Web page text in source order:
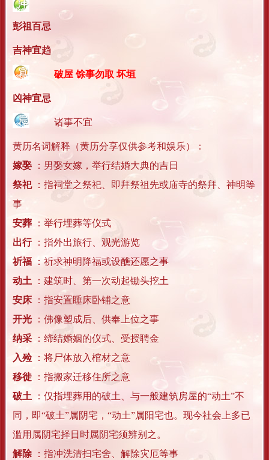
彭祖百忌
吉神宜趋
破屋 馀事勿取 坏垣
凶神宜忌
诸事不宜
黄历名词解释（黄历分享仅供参考和娱乐）：
嫁娶
：男娶女嫁，举行结婚大典的吉日
祭祀 ：指祠堂之祭祀、即拜祭祖先或庙寺的祭拜、神明等
事
安葬
：举行埋葬等仪式
出行 ：指外出旅行、观光游览
祈福
：祈求神明降福或设醮还愿之事
动土
：建筑时、第一次动起锄头挖土
安床 ：指安置睡床卧铺之意
开光
：佛像塑成后、供奉上位之事
纳采
：缔结婚姻的仪式、受授聘金
入殓
：将尸体放入棺材之意
移徙
：指搬家迁移住所之意
破土
：仅指埋葬用的破土、与一般建筑房屋的“动土”不
同，即“破土”属阴宅，“动土”属阳宅也。现今社会上多已
滥用属阴宅择日时属阴宅须辨别之。
解除 ：指冲洗清扫宅舍、解除灾厄等事